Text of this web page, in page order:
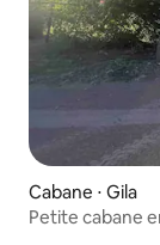
Cabane ⋅ Gila
Petite cabane